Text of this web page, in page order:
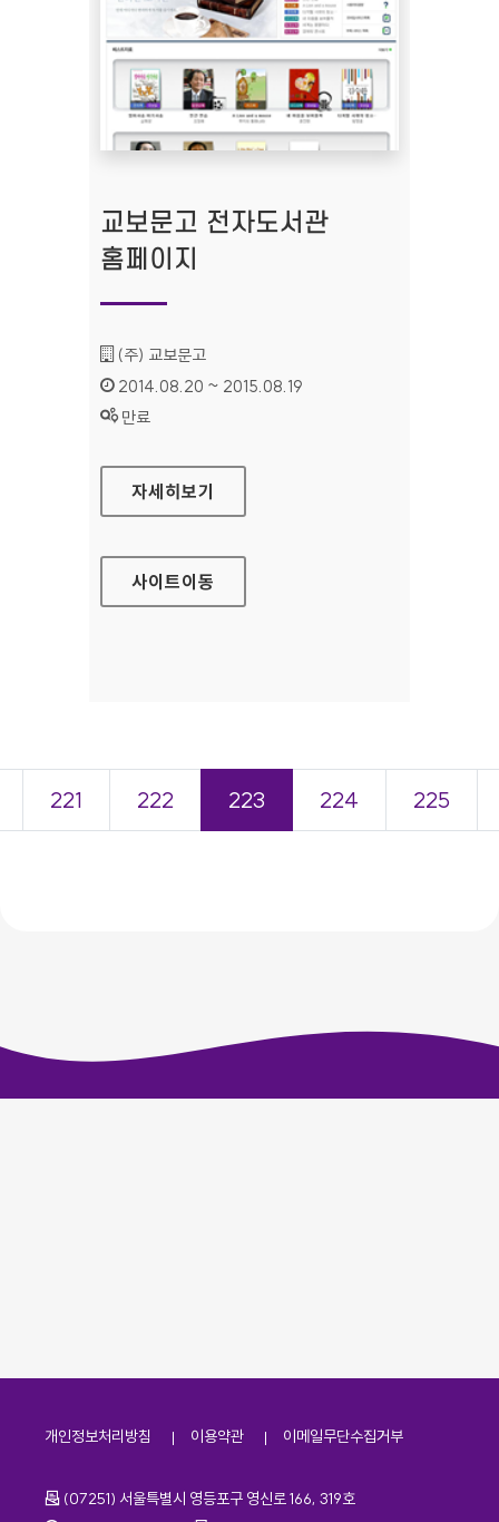
교보문고 전자도서관
홈페이지
기관명 :
(주) 교보문고
인증기간 :
2014.08.20 ~ 2015.08.19
상태 :
만료
교보문고 전자도서관 홈페이지
자세히보기
사이트이동
221 222 223 224 225
개인정보처리방침 이용약관 이메일무단수집거부
주소
(07251) 서울특별시 영등포구 영신로 166, 319호